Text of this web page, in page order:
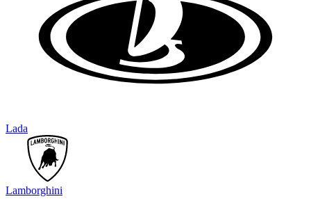
Lada
Lamborghini